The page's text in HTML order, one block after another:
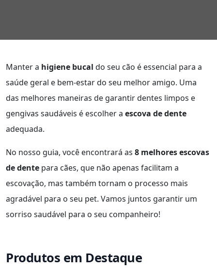
Manter a higiene bucal do seu cão é essencial para a
saúde geral e bem-estar do seu melhor amigo. Uma
das melhores maneiras de garantir dentes limpos e
gengivas saudáveis é escolher a escova de dente
adequada.
No nosso guia, você encontrará as 8 melhores escovas
de dente para cães, que não apenas facilitam a
escovação, mas também tornam o processo mais
agradável para o seu pet. Vamos juntos garantir um
sorriso saudável para o seu companheiro!
Produtos em Destaque